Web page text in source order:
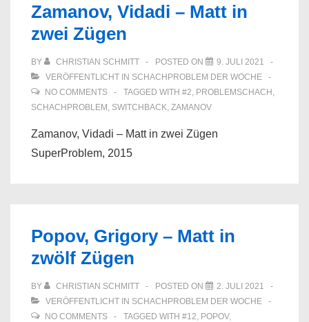
Zamanov, Vidadi – Matt in
zwei Zügen
BY CHRISTIAN SCHMITT POSTED ON
9. JULI 2021
VERÖFFENTLICHT IN SCHACHPROBLEM DER WOCHE
NO COMMENTS
TAGGED WITH #2, PROBLEMSCHACH ,
SCHACHPROBLEM , SWITCHBACK, ZAMANOV
Zamanov, Vidadi – Matt in zwei Zügen
SuperProblem, 2015
Popov, Grigory – Matt in
zwölf Zügen
BY CHRISTIAN SCHMITT POSTED ON
2. JULI 2021
VERÖFFENTLICHT IN SCHACHPROBLEM DER WOCHE
NO COMMENTS
TAGGED WITH #12, POPOV,